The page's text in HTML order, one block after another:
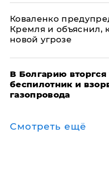
Коваленко
Кремля и объяснил,
новой угрозе
В Болгарию
беспилотник и
газопровода
Смотреть ещё